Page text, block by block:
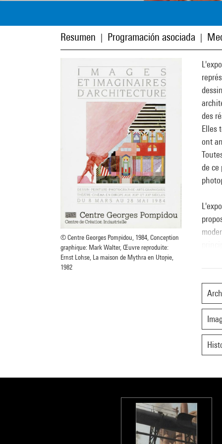
Resumen Programación asociada
© Centre Georges Pompidou, 1984, Conception
graphique: Mark Walter, Œuvre reproduite:
Ernst Lohse, La maison de Mythra en Utopie,
1982
des
Elles
ont
de ce
que
les
Dans
Les